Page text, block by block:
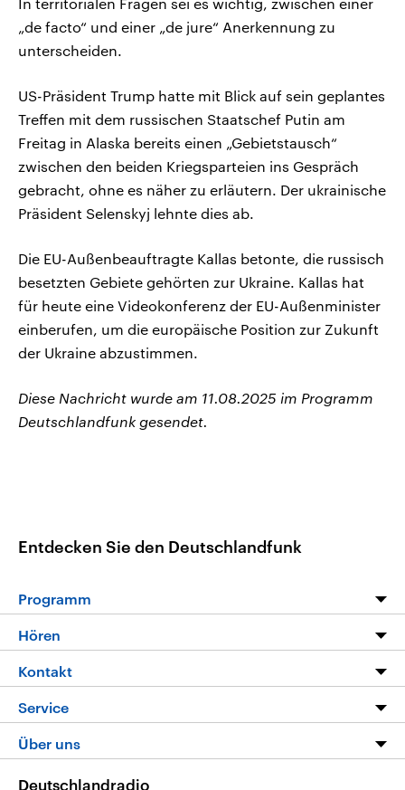
In territorialen Fragen sei es wichtig, zwischen einer
„de facto“ und einer „de jure“ Anerkennung zu
unterscheiden.
US-Präsident Trump hatte mit Blick auf sein geplantes
Treffen mit dem russischen Staatschef Putin am
Freitag in Alaska bereits einen „Gebietstausch“
zwischen den beiden Kriegsparteien ins Gespräch
gebracht, ohne es näher zu erläutern. Der ukrainische
Präsident Selenskyj lehnte dies ab.
Die EU-Außenbeauftragte Kallas betonte, die russisch
besetzten Gebiete gehörten zur Ukraine. Kallas hat
für heute eine Videokonferenz der EU-Außenminister
einberufen, um die europäische Position zur Zukunft
der Ukraine abzustimmen.
Diese Nachricht wurde am 11.08.2025 im Programm
Deutschlandfunk gesendet.
Entdecken Sie den Deutschlandfunk
Programm
Programm
Die Nachrichten
Nachrichtenleicht
Neue Beiträge auf dlf.de
Hören
Livestream
Podcasts
Deutschlandfunk App
Nachrichten App
Kontakt
Hörerservice
Service
FAQ
Über uns
Deutschlandradio